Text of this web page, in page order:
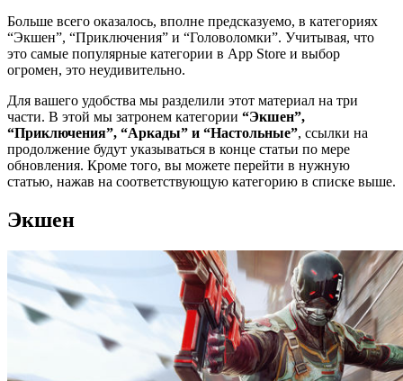
Больше всего оказалось, вполне предсказуемо, в категориях
“Экшен”, “Приключения” и “Головоломки”. Учитывая, что
это самые популярные категории в App Store и выбор
огромен, это неудивительно.
Для вашего удобства мы разделили этот материал на три
части. В этой мы затронем категории “Экшен”,
“Приключения”, “Аркады” и “Настольные”, ссылки на
продолжение будут указываться в конце статьи по мере
обновления. Кроме того, вы можете перейти в нужную
статью, нажав на соответствующую категорию в списке выше.
Экшен